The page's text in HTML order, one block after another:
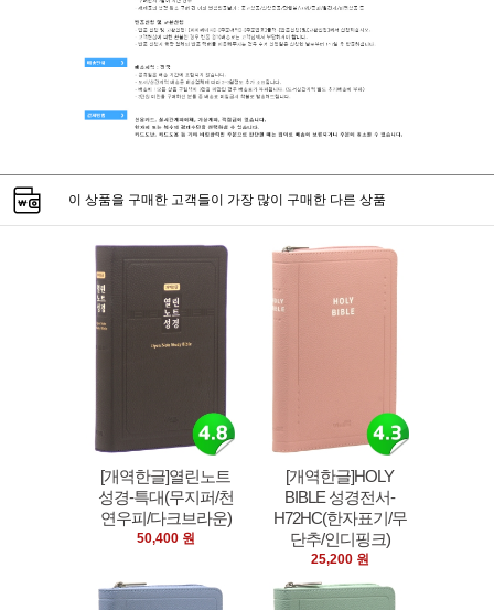
이 상품을 구매한 고객들이 가장 많이 구매한 다른 상품
[개역한글]열린노트
성경-특대(무지퍼/천
연우피/다크브라운)
50,400 원
[개역한글]HOLY
BIBLE 성경전서-
H72HC(한자표기/무
단추/인디핑크)
25,200 원